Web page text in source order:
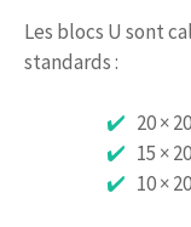
Les blocs U sont
standards :
20 ×
15 ×
10 ×